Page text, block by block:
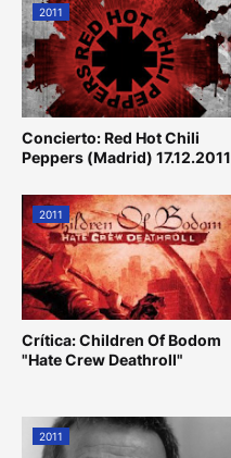
2011
Concierto: Red Hot Chili
Peppers (Madrid) 17.12.2011
2011
Crítica: Children Of Bodom
"Hate Crew Deathroll"
2011